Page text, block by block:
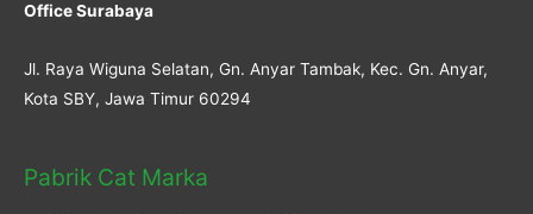
Office Surabaya
Jl. Raya Wiguna Selatan, Gn. Anyar Tambak, Kec. Gn. Anyar,
Kota SBY, Jawa Timur 60294
Pabrik Cat Marka